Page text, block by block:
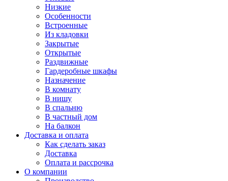
Низкие
Особенности
Встроенные
Из кладовки
Закрытые
Открытые
Раздвижные
Гардеробные шкафы
Назначение
В комнату
В нишу
В спальню
В частный дом
На балкон
Доставка и оплата
Как сделать заказ
Доставка
Оплата и рассрочка
О компании